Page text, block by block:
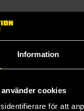
Information
cookies
för att
Mer från Milestone